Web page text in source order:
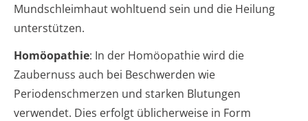
Mundschleimhaut wohltuend sein und die Heilung
unterstützen.
Homöopathie: In der Homöopathie wird die
Zaubernuss auch bei Beschwerden wie
Periodenschmerzen und starken Blutungen
verwendet. Dies erfolgt üblicherweise in Form